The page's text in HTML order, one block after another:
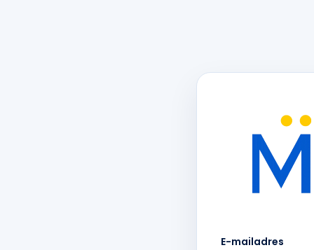
E-mailadres